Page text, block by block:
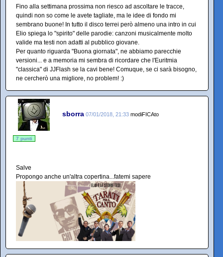
Fino alla settimana prossima non riesco ad ascoltare le tracce,
quindi non so come le avete tagliate, ma le idee di fondo mi
sembrano buone! In tutto il disco terrei però almeno una intro in cui
Elio spiega lo "spirito" delle parodie: canzoni musicalmente molto
valide ma testi non adatti al pubblico giovane.
Per quanto riguarda "Buona giornata", ne abbiamo parecchie
versioni... e a memoria mi sembra di ricordare che l'Euritmia
"classica" di JJFlash se la cavi bene! Comuque, se ci sarà bisogno,
ne cercherò una migliore, no problem! :)
sborra 07/01/2018, 21:33 modiFICAto
7 punti
Salve
Propongo anche un'altra copertina...fatemi sapere